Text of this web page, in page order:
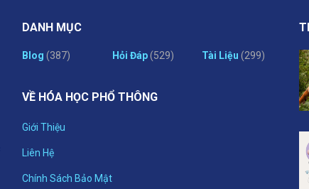
DANH MỤC
Blog (387) Hỏi Đáp(529) Tài Liệu (299)
VỀ HÓA HỌC PHỔ THÔNG
Giới Thiệu
Liên Hệ
Chính Sách Bảo Mật